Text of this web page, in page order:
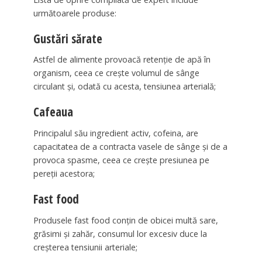
următoarele produse:
Gustări sărate
Astfel de alimente provoacă retenție de apă în
organism, ceea ce crește volumul de sânge
circulant și, odată cu acesta, tensiunea arterială;
Cafeaua
Principalul său ingredient activ, cofeina, are
capacitatea de a contracta vasele de sânge și de a
provoca spasme, ceea ce crește presiunea pe
pereții acestora;
Fast food
Produsele fast food conțin de obicei multă sare,
grăsimi și zahăr, consumul lor excesiv duce la
creșterea tensiunii arteriale;